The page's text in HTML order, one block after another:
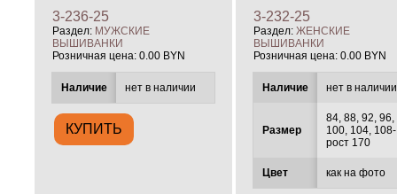
3-236-25
Раздел: МУЖСКИЕ
ВЫШИВАНКИ
Розничная цена: 0.00 BYN
Наличие нет в наличии
3-232-25
Раздел:ЖЕНСКИЕ
ВЫШИВАНКИ
Розничная цена:0.00 BYN
Наличие нет в наличии
Размер
84, 88, 92, 96,
100, 104, 108-
рост 170
Цвет как на фото